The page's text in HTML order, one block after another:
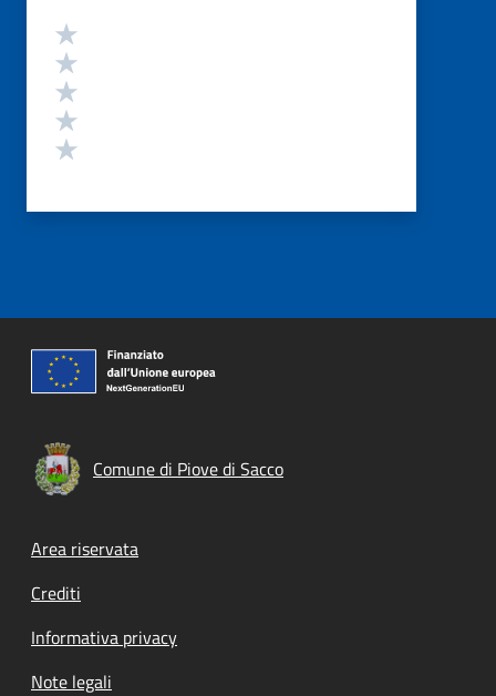
Valutazione
Comune di Piove di Sacco
Footer menu
Area riservata
Crediti
Informativa privacy
Note legali